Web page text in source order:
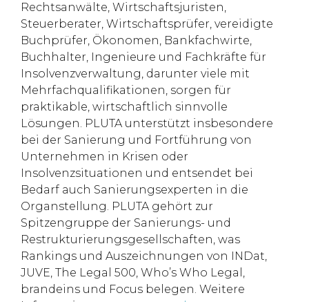
Rechtsanwälte, Wirtschaftsjuristen,
Steuerberater, Wirtschaftsprüfer, vereidigte
Buchprüfer, Ökonomen, Bankfachwirte,
Buchhalter, Ingenieure und Fachkräfte für
Insolvenzverwaltung, darunter viele mit
Mehrfachqualifikationen, sorgen für
praktikable, wirtschaftlich sinnvolle
Lösungen. PLUTA unterstützt insbesondere
bei der Sanierung und Fortführung von
Unternehmen in Krisen oder
Insolvenzsituationen und entsendet bei
Bedarf auch Sanierungsexperten in die
Organstellung. PLUTA gehört zur
Spitzengruppe der Sanierungs- und
Restrukturierungsgesellschaften, was
Rankings und Auszeichnungen von INDat,
JUVE, The Legal 500, Who’s Who Legal,
brandeins und Focus belegen. Weitere